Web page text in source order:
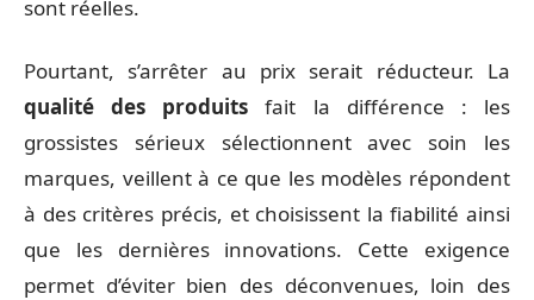
sont réelles.
Pourtant, s’arrêter au prix serait réducteur. La
qualité des produits fait la différence : les
grossistes sérieux sélectionnent avec soin les
marques, veillent à ce que les modèles répondent
à des critères précis, et choisissent la fiabilité ainsi
que les dernières innovations. Cette exigence
permet d’éviter bien des déconvenues, loin des